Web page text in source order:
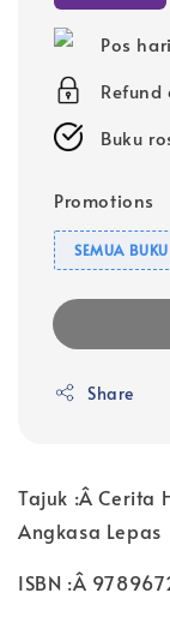
Pos
Buku
Promotions
SEMUA
Share
Tajuk :Â Cerita
Angkasa Lepas
ISBN :Â